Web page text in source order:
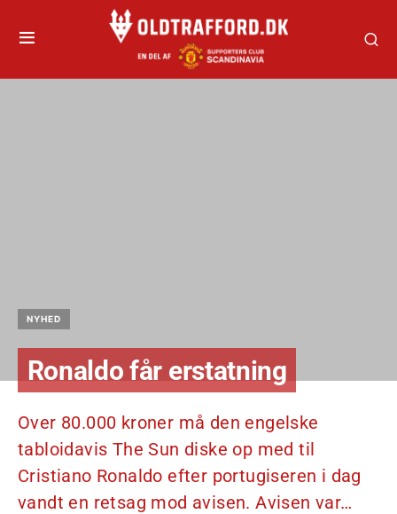
NYHED
Ronaldo får erstatning
Over 80.000 kroner må den engelske
tabloidavis The Sun diske op med til
Cristiano Ronaldo efter portugiseren i dag
vandt en retsag mod avisen. Avisen var…